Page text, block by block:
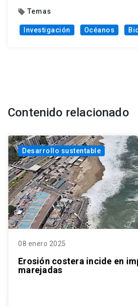
local_offer Temas
Investigación Océanos
Contenido relacionado
Desarrollo sustentable
08 enero 2025
Erosión costera incide en
marejadas